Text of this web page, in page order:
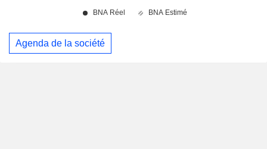
Agenda de la société